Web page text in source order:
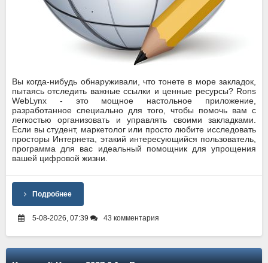
Вы когда-нибудь обнаруживали, что тонете в море закладок,
пытаясь отследить важные ссылки и ценные ресурсы? Rons
WebLynx - это мощное настольное приложение,
разработанное специально для того, чтобы помочь вам с
легкостью организовать и управлять своими закладками.
Если вы студент, маркетолог или просто любите исследовать
просторы Интернета, этакий интересующийся пользователь,
программа для вас идеальный помощник для упрощения
вашей цифровой жизни.
Подробнее
5-08-2026, 07:39 43 комментария